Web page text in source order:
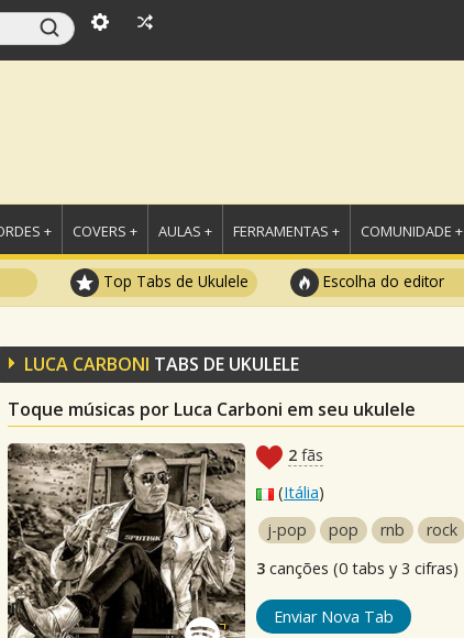
+ COVERS + AULAS + FERRAMENTAS + COMUNIDADE +
Top Tabs de Ukulele Escolha do editor
LUCA CARBONI TABS DE UKULELE
Toque músicas por Luca Carboni em seu ukulele
2 fãs
(Itália)
j-pop
pop rnb
rock
3 canções (0 tabs y 3 cifras)
Enviar Nova Tab